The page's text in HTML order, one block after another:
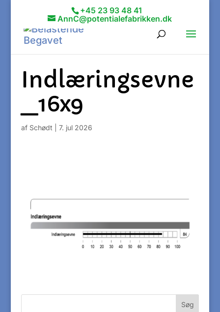
+45 23 93 48 41
AnnC@potentialefabrikken.dk
Indlæringsevne
_16x9
af Schødt 7. jul 2026